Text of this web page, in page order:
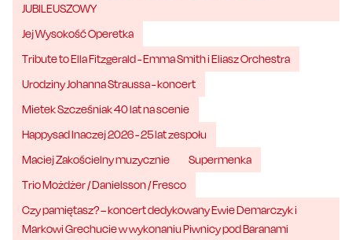
JUBILEUSZOWY
Jej Wysokość Operetka
Tribute to Ella Fitzgerald - Emma Smith i Eliasz Orchestra
Urodziny Johanna Straussa - koncert
Mietek Szcześniak 40 lat na scenie
Happysad Inaczej 2026 - 25 lat zespołu
Maciej Zakościelny muzycznie
Supermenka
Trio Możdżer / Danielsson / Fresco
Czy pamiętasz? – koncert dedykowany Ewie Demarczyk i
Markowi Grechucie w wykonaniu Piwnicy pod Baranami